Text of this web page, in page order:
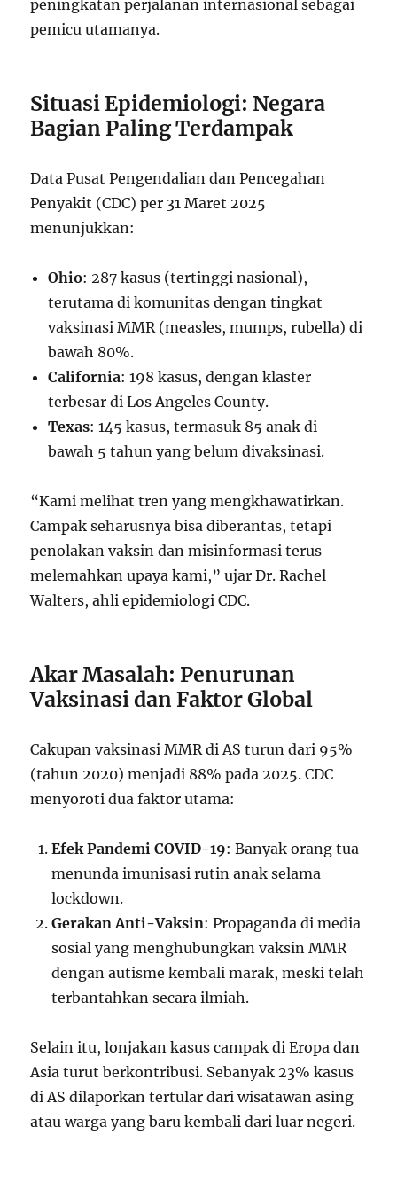
peningkatan perjalanan internasional sebagai
pemicu utamanya.
Situasi Epidemiologi: Negara
Bagian Paling Terdampak
Data Pusat Pengendalian dan Pencegahan
Penyakit (CDC) per 31 Maret 2025
menunjukkan:
Ohio: 287 kasus (tertinggi nasional),
terutama di komunitas dengan tingkat
vaksinasi MMR (measles, mumps, rubella) di
bawah 80%.
California: 198 kasus, dengan klaster
terbesar di Los Angeles County.
Texas: 145 kasus, termasuk 85 anak di
bawah 5 tahun yang belum divaksinasi.
“Kami melihat tren yang mengkhawatirkan.
Campak seharusnya bisa diberantas, tetapi
penolakan vaksin dan misinformasi terus
melemahkan upaya kami,” ujar Dr. Rachel
Walters, ahli epidemiologi CDC.
Akar Masalah: Penurunan
Vaksinasi dan Faktor Global
Cakupan vaksinasi MMR di AS turun dari 95%
(tahun 2020) menjadi 88% pada 2025. CDC
menyoroti dua faktor utama:
Efek Pandemi COVID-19: Banyak orang tua
menunda imunisasi rutin anak selama
lockdown.
Gerakan Anti-Vaksin: Propaganda di media
sosial yang menghubungkan vaksin MMR
dengan autisme kembali marak, meski telah
terbantahkan secara ilmiah.
Selain itu, lonjakan kasus campak di Eropa dan
Asia turut berkontribusi. Sebanyak 23% kasus
di AS dilaporkan tertular dari wisatawan asing
atau warga yang baru kembali dari luar negeri.